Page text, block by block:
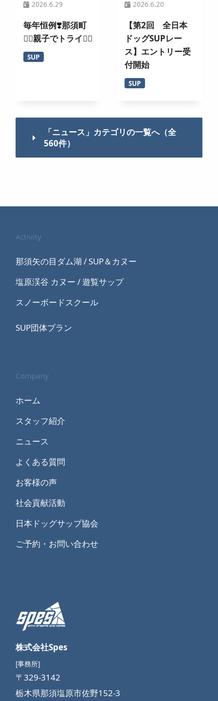
2026.6.29
毎年恒例❣️那須町
🏄‍♀️親子でトライ🚣‍♂️
SUP
2026.6.20
【第2回 全日本
ドッグSUPレー
ス】エントリー受
付開始
SUP
「ニュース」カテゴリの一覧へ（全
560件）
Activity
那須矢の目ダム湖 / SUP＆カヌー
塩原渓谷 カヌー / 遊覧サップ
スノーボードスクール
SUP団体プラン
Company
ホーム
スタッフ紹介
ニュース
よくある質問
お客様の声
社会貢献活動
日本ドッグサップ協会
ご予約・お問い合わせ
株式会社Spes
[事務所]
〒329-3142
栃木県那須塩原市佐野152-3